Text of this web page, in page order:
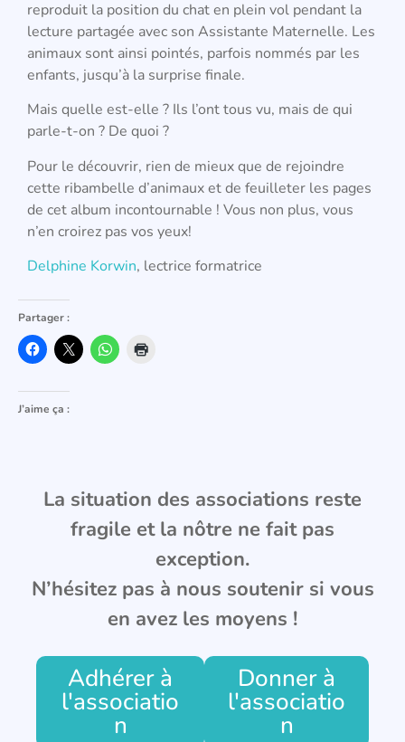
reproduit la position du chat en plein vol pendant la
lecture partagée avec son Assistante Maternelle. Les
animaux sont ainsi pointés, parfois nommés par les
enfants, jusqu’à la surprise finale.
Mais quelle est-elle ? Ils l’ont tous vu, mais de qui
parle-t-on ? De quoi ?
Pour le découvrir, rien de mieux que de rejoindre
cette ribambelle d’animaux et de feuilleter les pages
de cet album incontournable ! Vous non plus, vous
n’en croirez pas vos yeux!
Delphine Korwin, lectrice formatrice
Partager :
J’aime ça :
La situation des associations reste
fragile et la nôtre ne fait pas
exception.
N’hésitez pas à nous soutenir si vous
en avez les moyens !
Adhérer à
l'associatio
n
Donner à
l'associatio
n